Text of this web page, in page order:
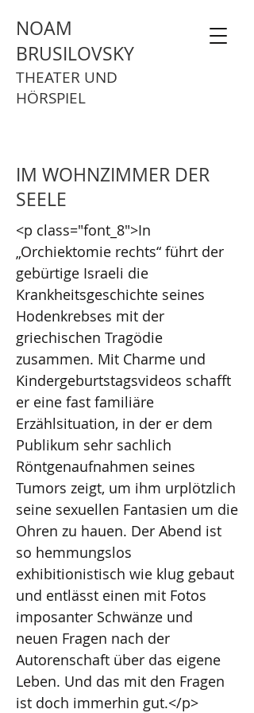
NOAM
BRUSILOVSKY
THEATER UND
HÖRSPIEL
IM WOHNZIMMER DER
SEELE
<p class="font_8">In
„Orchiektomie rechts“ führt der
gebürtige Israeli die
Krankheitsgeschichte seines
Hodenkrebses mit der
griechischen Tragödie
zusammen. Mit Charme und
Kindergeburtstagsvideos schafft
er eine fast familiäre
Erzählsituation, in der er dem
Publikum sehr sachlich
Röntgenaufnahmen seines
Tumors zeigt, um ihm urplötzlich
seine sexuellen Fantasien um die
Ohren zu hauen. Der Abend ist
so hemmungslos
exhibitionistisch wie klug gebaut
und entlässt einen mit Fotos
imposanter Schwänze und
neuen Fragen nach der
Autorenschaft über das eigene
Leben. Und das mit den Fragen
ist doch immerhin gut.</p>